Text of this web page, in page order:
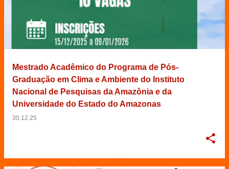
Mestrado Acadêmico do Programa de Pós-
Graduação em Clima e Ambiente do Instituto
Nacional de Pesquisas da Amazônia e da
Universidade do Estado do Amazonas
30.12.25